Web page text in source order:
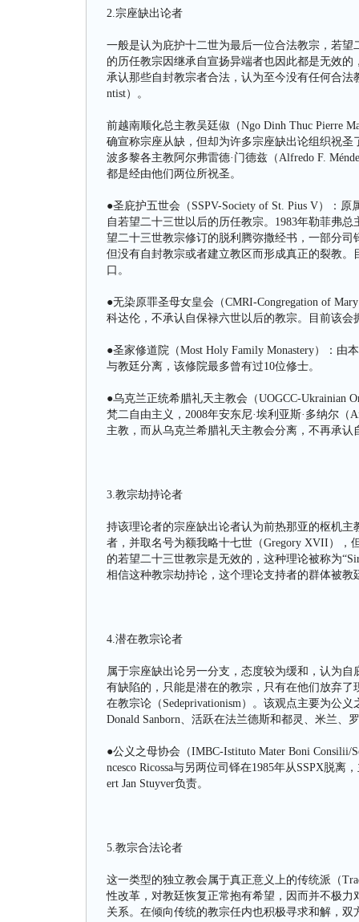
2.宗座缺出论者
一般是认为庇护十二世为最后一位合法教宗，若
的历任教宗因继承自宣扬异端者也因此都是无效
承认那些自封教宗者合法，认为至今没有任何合法
ntist）。
前越南顺化总主教吴廷俶（Ngo Dinh Thuc Pierre
确宣称宗座从缺，但却为许多宗座缺出论组织祝
波多黎各主教阿尔弗雷德·门德兹（Alfredo F.
都是经由他们两位所祝圣。
●圣庇护五世会（SSPV-Society of St. Pius V）：
自若望二十三世以后的历任教宗。1983年勒菲弗
望二十三世教宗修订的脱利腾弥撒经书，一部分
但没有自封教宗或者建立教区而形成真正的裂教
口。
●无染原罪圣母女皇会（CMRI-Congregation of
科达伦，不承认自保禄六世以后的教宗。目前该会
●圣家修道院（Most Holy Family Monastery）：由
与教廷分离，该修院最多曾有过10位修士。
●乌克兰正统希腊礼天主教会（UOGCC-Ukrainian
梵二自由主义，2008年安东尼·埃利亚斯·多纳尔
主教，而从乌克兰希腊礼天主教会分离，不再承
3.教宗劫持论者
持该理论者的宗座缺出论者认为前热那亚的枢机主
者，并取名号为额我略十七世（Gregory XVII），
的若望二十三世教宗是无效的，这种理论被称为
相信这种教宗劫持论，这个理论支持者的群体被教
4.潜在教宗论者
属于宗座缺出论另一分支，态度较为缓和，认为
有缺陷的，只能是潜在的教宗，只有在他们放弃
在教宗论（Sedeprivationism）。该观点主要为公
Donald Sanborn、活跃在法兰德斯和都灵、米兰、
●公义之母协会（IMBC-Istituto Mater Boni Consilii/
ncesco Ricossa与另两位司铎在1985年从SSPX脱
ert Jan Stuyver负责。
5.教宗合法论者
这一类型的独立教会属于真正意义上的传统派（
性改革，对教廷恢复正常抱有希望，因而并不极
关系。在倾向传统的教宗任内也积极寻求和解，